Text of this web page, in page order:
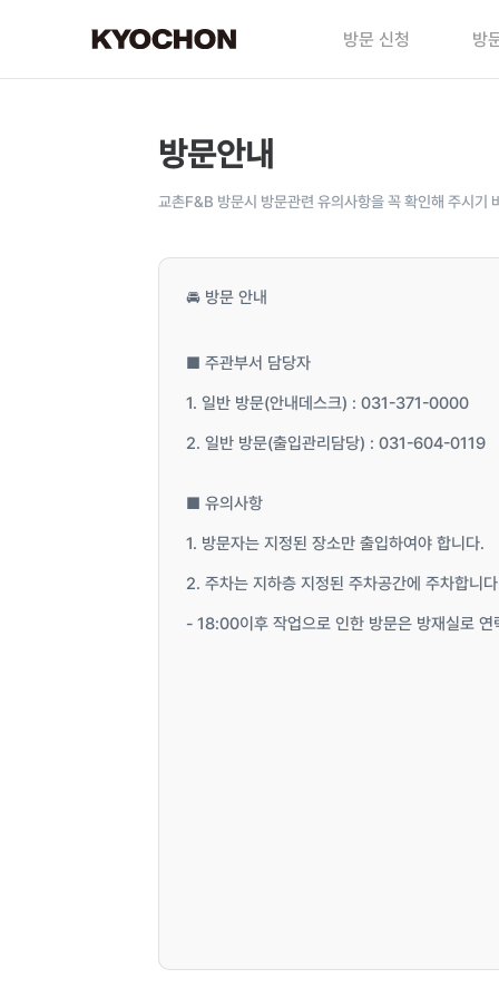
방문 신청 방
방문안내
교촌F&B 방문시 방문관련 유의사항을 꼭 확인해 주시기